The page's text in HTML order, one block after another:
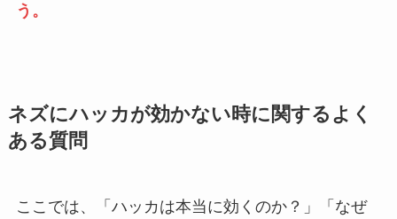
う。
ネズにハッカが効かない時に関するよく
ある質問
ここでは、「ハッカは本当に効くのか？」「なぜ